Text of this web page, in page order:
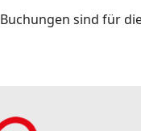
sind für